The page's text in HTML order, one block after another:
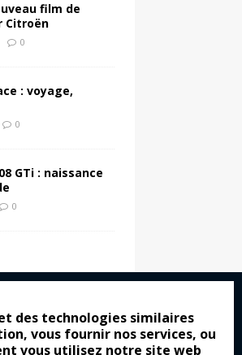
des technologies similaires
vous fournir nos services, ou
vous utilisez notre site web
film de
Citroën
0
: voyage,
0
GTi : naissance
0